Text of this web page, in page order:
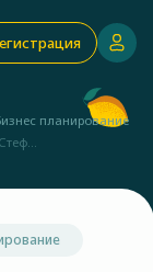
планирование